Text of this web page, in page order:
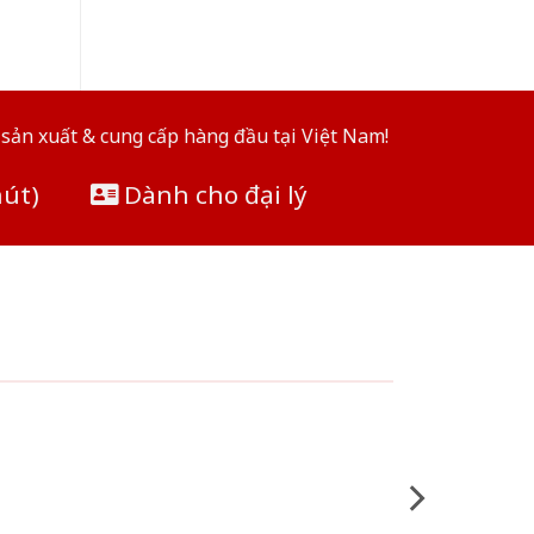
xuất & cung cấp hàng đầu tại Việt Nam!
Dành cho đại lý